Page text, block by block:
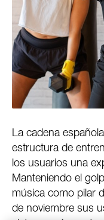
La cadena
estructura de
los usuarios una
Manteniendo el
música como pilar
de noviembre sus